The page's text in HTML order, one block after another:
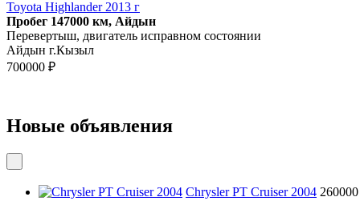
Toyota Highlander 2013 г
Пробег 147000 км, Айдын
Перевертыш, двигатель исправном состоянии
Айдын г.Кызыл
700000 ₽
Новые объявления
Chrysler PT Cruiser 2004